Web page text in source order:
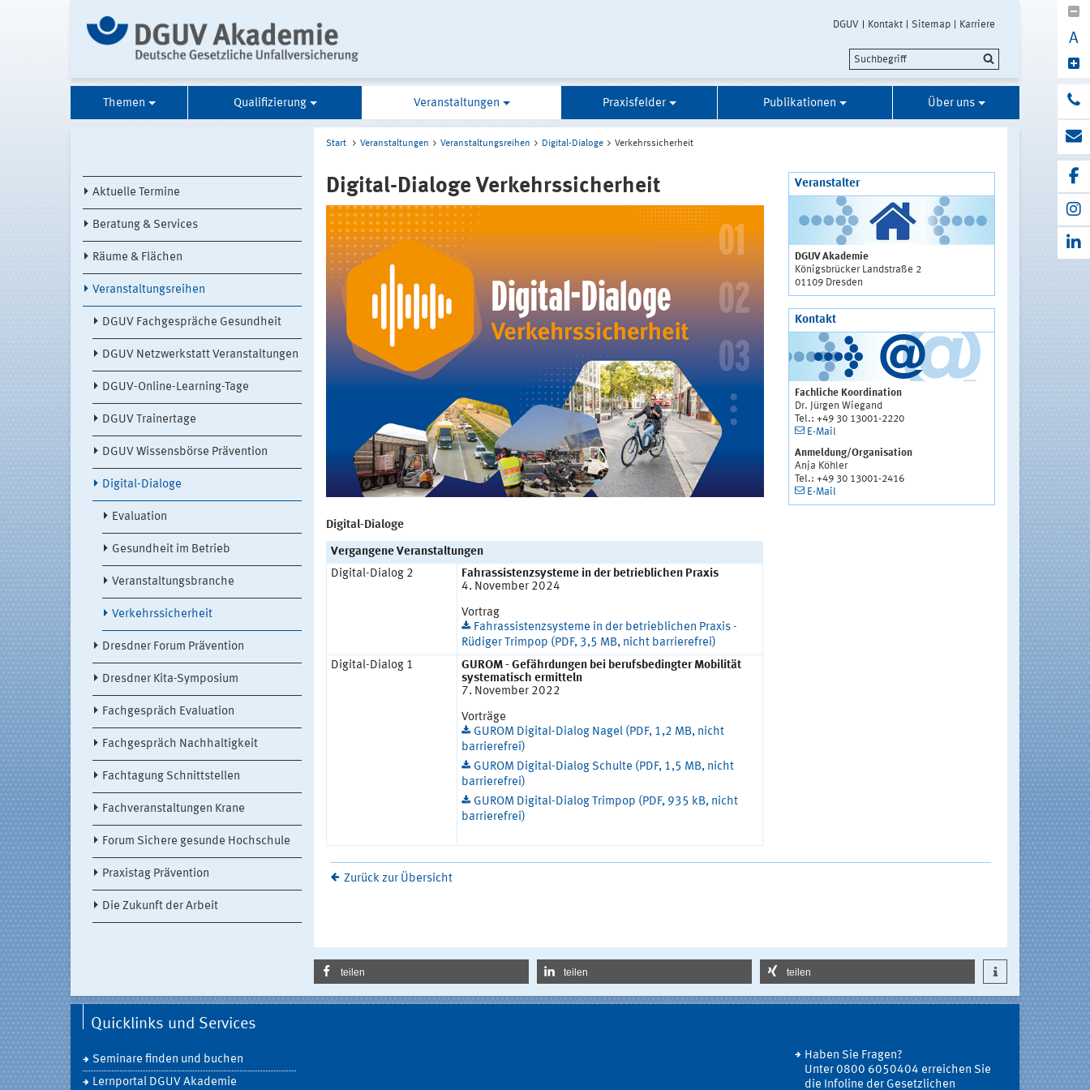
DGUV Kontakt Sitemap Karriere
A
Themen Qualifizierung Veranstaltungen Praxisfelder Publikationen Über uns
Aktuelle Termine
Beratung & Services
Räume & Flächen
Veranstaltungsreihen
DGUV Fachgespräche Gesundheit
DGUV Netzwerkstatt Veranstaltungen
DGUV-Online-Learning-Tage
DGUV Trainertage
DGUV Wissensbörse Prävention
Digital-Dialoge
Evaluation
Gesundheit im Betrieb
Veranstaltungsbranche
Verkehrssicherheit
Dresdner Forum Prävention
Dresdner Kita-Symposium
Fachgespräch Evaluation
Fachgespräch Nachhaltigkeit
Fachtagung Schnittstellen
Fachveranstaltungen Krane
Forum Sichere gesunde Hochschule
Praxistag Prävention
Die Zukunft der Arbeit
Start Veranstaltungen Veranstaltungsreihen Digital-Dialoge Verkehrssicherheit
Digital-Dialoge Verkehrssicherheit
Digital-Dialoge
Vergangene Veranstaltungen
Digital-Dialog 2
Fahrassistenzsysteme in der betrieblichen Praxis
4. November 2024
Vortrag
Fahrassistenzsysteme in der betrieblichen Praxis -
Rüdiger Trimpop (PDF, 3,5 MB, nicht barrierefrei)
Digital-Dialog 1
GUROM - Gefährdungen bei berufsbedingter Mobilität
systematisch ermitteln
7. November 2022
Vorträge
GUROM Digital-Dialog Nagel (PDF, 1,2 MB, nicht
barrierefrei)
GUROM Digital-Dialog Schulte (PDF, 1,5 MB, nicht
barrierefrei)
GUROM Digital-Dialog Trimpop (PDF, 935 kB, nicht
barrierefrei)
Veranstalter
DGUV Akademie
Königsbrücker Landstraße 2
01109 Dresden
Kontakt
Fachliche Koordination
Dr. Jürgen Wiegand
Tel.: +49 30 13001-2220
E-Mail
Anmeldung/Organisation
Anja Köhler
Tel.: +49 30 13001-2416
E-Mail
Zurück zur Übersicht
teilen teilen teilen
Quicklinks und Services
Seminare finden und buchen
Lernportal DGUV Akademie
Haben Sie Fragen?
Unter 0800 6050404 erreichen Sie
die Infoline der Gesetzlichen